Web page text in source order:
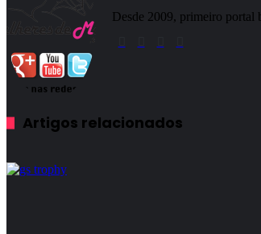
Desde 2009, primeiro portal
Artigos relacionados